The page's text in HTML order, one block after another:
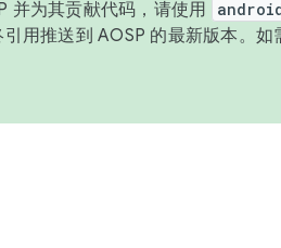
并为其贡献代码，请使用
用推送到 AOSP 的最新版本。如